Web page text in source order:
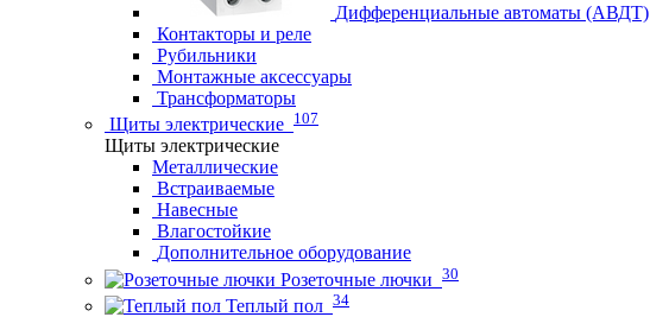
Дифференциальные автоматы (АВДТ)
Контакторы и реле
Рубильники
Монтажные аксессуары
Трансформаторы
Щиты электрические 107
Щиты электрические
Металлические
Встраиваемые
Навесные
Влагостойкие
Дополнительное оборудование
Розеточные лючки 30
Теплый пол 34